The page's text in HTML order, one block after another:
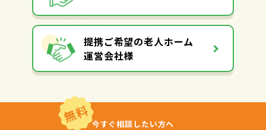
提携ご希望の老人ホーム
運営会社様
無料 今すぐ相談したい方へ